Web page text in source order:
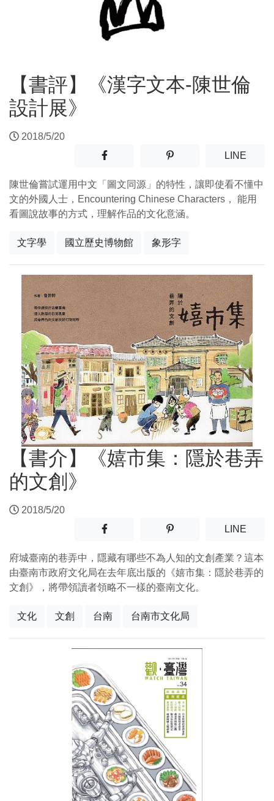
【書評】《漢字文本-陳世倫
設計展》
2018/5/20
分享至facebook(另開新視窗)
分享至噗浪(另開新視窗)
LINE(另開
陳世倫嘗試運用中文「圖文同源」的特性，讓即使看不懂中
文的外國人士，Encountering Chinese Characters， 能用
看圖說故事的方式，理解作品的文化意涵。
文字學 國立歷史博物館 象形字
【書介】《嬉市集：隱於巷弄
的文創》
2018/5/20
分享至facebook(另開新視窗)
分享至噗浪(另開新視窗)
LINE(另開
府城臺南的巷弄中，隱藏有哪些不為人知的文創產業？這本
由臺南市政府文化局在去年底出版的《嬉市集：隱於巷弄的
文創》，將帶領讀者領略不一樣的臺南文化。
文化 文創 台南 台南市文化局